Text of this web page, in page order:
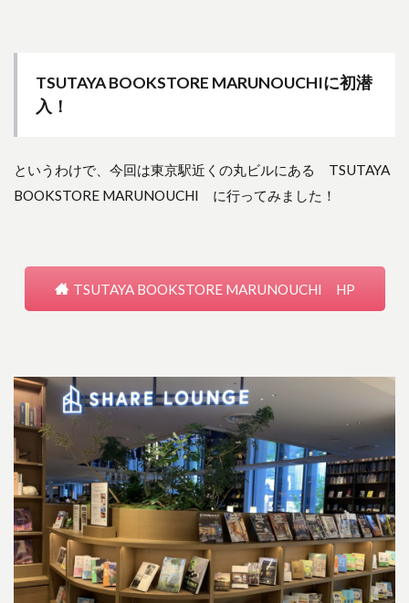
TSUTAYA BOOKSTORE MARUNOUCHIに初潜
入！
というわけで、今回は東京駅近くの丸ビルにある TSUTAYA
BOOKSTORE MARUNOUCHI に行ってみました！
TSUTAYA BOOKSTORE MARUNOUCHI HP